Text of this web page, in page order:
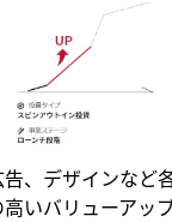
、デザインなど
いバリューアッ